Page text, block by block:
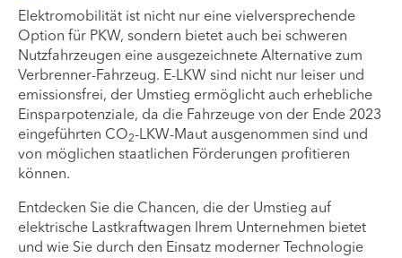
Elektromobilität ist nicht nur eine vielversprechende
Option für PKW, sondern bietet auch bei schweren
Nutzfahrzeugen eine ausgezeichnete Alternative zum
Verbrenner-Fahrzeug. E-LKW sind nicht nur leiser und
emissionsfrei, der Umstieg ermöglicht auch erhebliche
Einsparpotenziale, da die Fahrzeuge von der Ende 2023
eingeführten CO2-LKW-Maut ausgenommen sind und
von möglichen staatlichen Förderungen profitieren
können.
Entdecken Sie die Chancen, die der Umstieg auf
elektrische Lastkraftwagen Ihrem Unternehmen bietet
und wie Sie durch den Einsatz moderner Technologie